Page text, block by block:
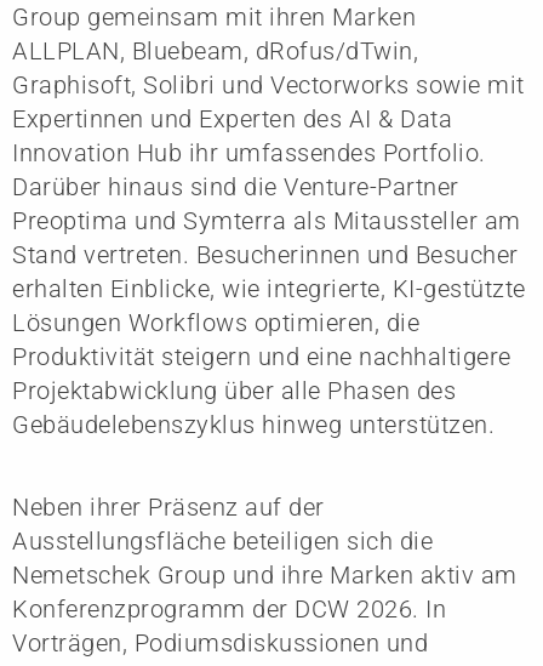
Group gemeinsam mit ihren Marken
ALLPLAN, Bluebeam, dRofus/dTwin,
Graphisoft, Solibri und Vectorworks sowie mit
Expertinnen und Experten des AI & Data
Innovation Hub ihr umfassendes Portfolio.
Darüber hinaus sind die Venture-Partner
Preoptima und Symterra als Mitaussteller am
Stand vertreten. Besucherinnen und Besucher
erhalten Einblicke, wie integrierte, KI-gestützte
Lösungen Workflows optimieren, die
Produktivität steigern und eine nachhaltigere
Projektabwicklung über alle Phasen des
Gebäudelebenszyklus hinweg unterstützen.
Neben ihrer Präsenz auf der
Ausstellungsfläche beteiligen sich die
Nemetschek Group und ihre Marken aktiv am
Konferenzprogramm der DCW 2026. In
Vorträgen, Podiumsdiskussionen und